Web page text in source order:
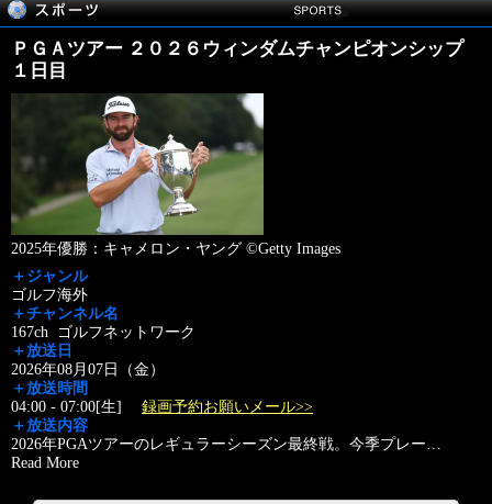
ＰＧＡツアー ２０２６ウィンダムチャンピオンシップ
１日目
2025年優勝：キャメロン・ヤング ©Getty Images
＋ジャンル
ゴルフ海外
＋チャンネル名
167ch ゴルフネットワーク
＋放送日
2026年08月07日（金）
＋放送時間
04:00 - 07:00[生] 録画予約お願いメール>>
＋放送内容
2026年PGAツアーのレギュラーシーズン最終戦。今季プレー…
Read More